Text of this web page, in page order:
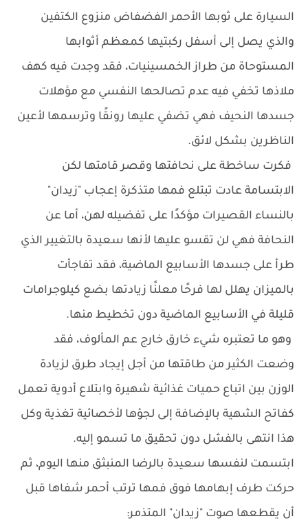
السيارة على ثوبها الأحمر الفضفاض منزوع الكتفين
والذي يصل إلى أسفل ركبتيها كمعظم أثوابها
المستوحاة من طراز الخمسينيات، فقد وجدت فيه كهف
ملاذها تخفي فيه عدم تصالحها النفسي مع مؤهلات
جسدها النحيف فهي تضفي عليها رونقًا وترسمها لأعين
الناظرين بشكل لائق.
فكرت ساخطة على نحافتها وقصر قامتها لكن
الابتسامة عادت تبتلع فمها متذكرة إعجاب "زيدان"
بالنساء القصيرات مؤكدًا على تفضيله لهن، أما عن
النحافة فهي لن تقسو عليها لأنها سعيدة بالتغيير الذي
طرأ على جسدها الأسابيع الماضية، فقد تفاجأت
بالميزان يهلل لها فرحًا معلنًا زيادتها بضع كيلوجرامات
قليلة في الأسابيع الماضية دون تخطيط منها.
وهو ما تعتبره شيء خارق خارج عم المألوف، فقد
وضعت الكثير من طاقتها من أجل إيجاد طرق لزيادة
الوزن بين اتباع حميات غذائية شهيرة وابتلاع أدوية تعمل
كفاتح الشهية بالإضافة إلى لجؤها لأخصائية تغذية وكل
هذا انتهى بالفشل دون تحقيق ما تسمو إليه.
ابتسمت لنفسها سعيدة بالرضا المنبثق منها اليوم، ثم
حركت طرف إبهامها فوق فمها ترتب أحمر شفاها قبل
أن يقطعها صوت "زيدان" المتذمر: